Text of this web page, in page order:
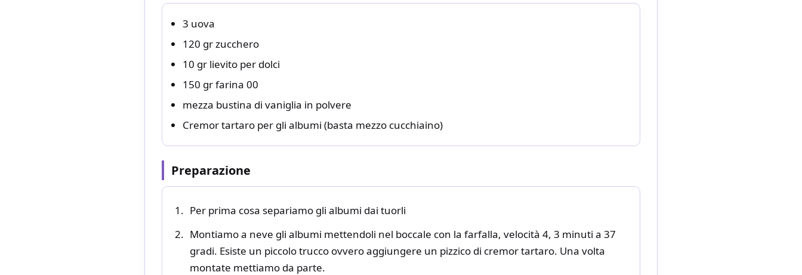
3 uova
120 gr zucchero
10 gr lievito per dolci
150 gr farina 00
mezza bustina di vaniglia in polvere
Cremor tartaro per gli albumi (basta mezzo cucchiaino)
Preparazione
Per prima cosa separiamo gli albumi dai tuorli
Montiamo a neve gli albumi mettendoli nel boccale con la farfalla, velocità 4, 3 minuti a 37
gradi. Esiste un piccolo trucco ovvero aggiungere un pizzico di cremor tartaro. Una volta
montate mettiamo da parte.